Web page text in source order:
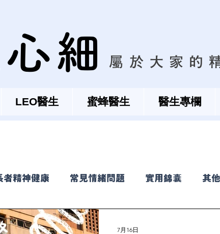
細 屬於大家的
LEO醫生 蜜蜂醫生 醫生專欄
者精神健康 常見情緒問題 實用錦囊 其他
7月16日